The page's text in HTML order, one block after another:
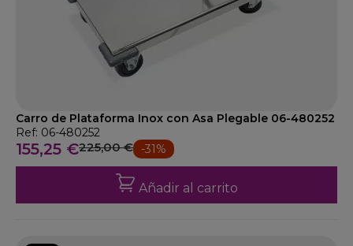
Carro de Plataforma Inox con Asa Plegable 06-480252
Ref: 06-480252
155,25 €225,00 € -31%
Añadir al carrito